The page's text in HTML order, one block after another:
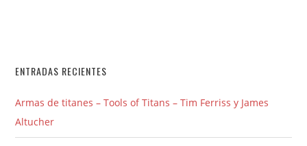
ENTRADAS RECIENTES
Armas de titanes – Tools of Titans – Tim Ferriss y James
Altucher